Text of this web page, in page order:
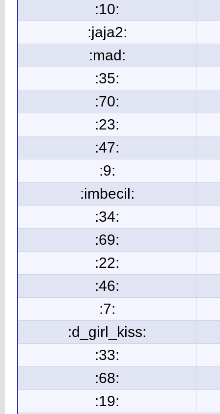
:10:
:jaja2:
:mad:
:35:
:70:
:23:
:47:
:9:
:imbecil:
:34:
:69:
:22:
:46:
:7:
:d_girl_kiss:
:33:
:68:
:19: